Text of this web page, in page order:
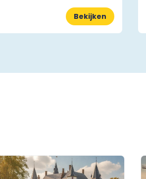
Bekijken